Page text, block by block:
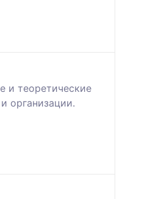
и теоретические
организации.